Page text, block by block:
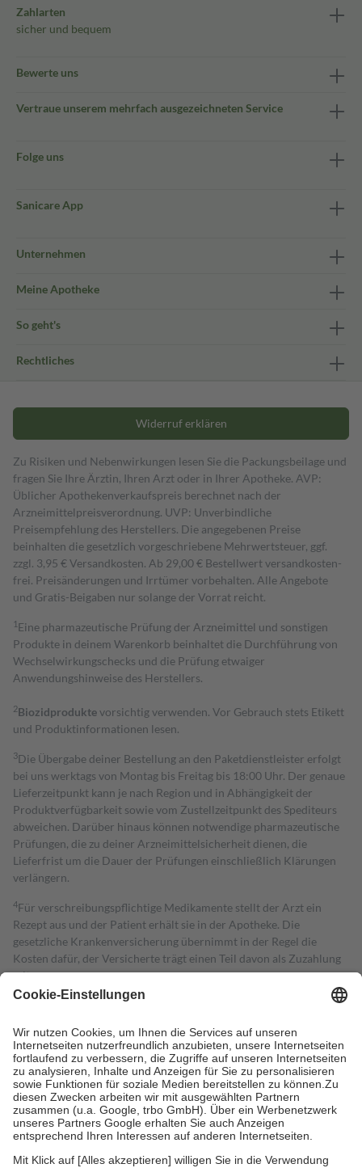
Zahlarten
sicher und bequem
Bewerte uns
Vertraue unserem mehrfach ausgezeichneten Service
Folge uns
Sanicare App
Unternehmen
Meine Apotheke
So geht's
Rechtliches
Widerruf erklären
Zu Risiken und Nebenwirkungen lesen Sie die Packungsbeilage und
fragen Sie Ihre Ärztin, Ihren Arzt oder in Ihrer Apotheke. AVP:
Üblicher Apothekenverkaufspreis berechnet nach der
Arzneimittelpreisverordnung. UVP: Unverbindliche
Preisempfehlung des Herstellers. Die angegebenen Preise
beinhalten die gesetzlich vorgeschriebene Mehrwertsteuer, ggf.
zzgl. 3,95 € Versandkosten. Ab 29,00 € Bestell­wert versand­kosten­
frei. Preisänderungen und Irrtümer vorbehalten. Alle Angebote
und Gratis-Beigaben nur solange der Vorrat reicht.
1 Eine pharmazeutische Prüfung der Arzneimittel und sonstigen
Produkte in deinem Warenkorb beinhaltet die Durchführung von
Wechselwirkungschecks und die Prüfung etwaiger
Anwendungshinweise des Herstellers.
2Biozidproduktevorsichtig verwenden. Vor Gebrauch stets Etikett
und Produktinformationen lesen.
3Die Übergabe deiner Bestellung an den Paketdienstleister erfolgt
bei uns werktags von Montag bis Freitag bis 18:00 Uhr. Der genaue
Lieferzeitpunkt kann je nach Region und in Abhängigkeit der
Produktverfügbarkeit sowie vom Zustellzeitpunkt des Spediteurs
abweichen. Darüber hinaus können notwendige pharmazeutische
Prüfungen, die zu deiner Arzneimittelsicherheit dienen, die
Lieferfrist um die Dauer der Prüfungen einschließlich Klärungen
verlängern.
4Für verschreibungspflichtige Medikamente stellt der Arzt ein
Rezept aus und der Patient erhält sie in der Apotheke. Die
gesetzliche Krankenversicherung übernimmt in der Regel die
Kosten dafür, der Versicherte trägt einen Teil davon als Zuzahlung
mit.
Grundsätzlich leisten Mitglieder Zuzahlungen in Höhe von zehn
höchstens zehn Euro.
Es sind jedoch nie mehr als die tatsächlichen
Kosten der Leistung zu entrichten.
Diese Regeln gelten grundsätzlich auch für Online-Apotheken.
Bei Heilmitteln und häuslicher Krankenpflege beträgt die
Zuzahlung zehn Prozent der Kosten sowie zehn Euro je
Verordnung.
Um das Engagement der Versicherten für ihre eigene Gesundheit zu
stärken und die besondere Stellung der Familie zu unterstützen,
fallenkeine Zuzahlungenan bei: